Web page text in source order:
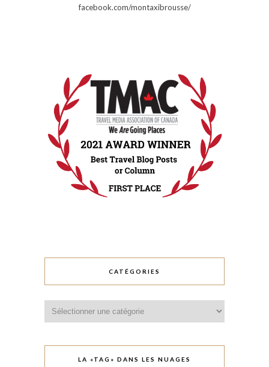
facebook.com/montaxibrousse/
CATÉGORIES
LA «TAG» DANS LES NUAGES